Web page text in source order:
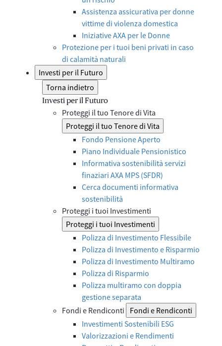
Assistenza assicurativa per donne
vittime di violenza domestica
Iniziative AXA per le Donne
Protezione per i tuoi beni privati in caso
di calamità naturali
Investi per il Futuro
Torna indietro
Investi per il Futuro
Proteggi il tuo Tenore di Vita
Proteggi il tuo Tenore di Vita
Fondo Pensione Aperto
Piano Individuale Pensionistico
Informativa sostenibilità servizi
finaziari AXA MPS (SFDR)
Cerca documenti informativa
sostenibilità
Proteggi i tuoi Investimenti
Proteggi i tuoi Investimenti
Polizza di Investimento Flessibile
Polizza di Investimento e Risparmio
Polizza di Investimento Multiramo
Polizza di Risparmio
Polizza multiramo con doppia
gestione separata
Fondi e Rendiconti
Fondi e Rendiconti
Investimenti Sostenibili ESG
Valorizzazioni e Rendimenti